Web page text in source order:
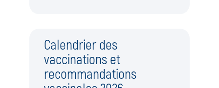
Calendrier des
vaccinations et
recommandations